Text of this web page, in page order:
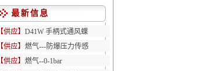
最新信息
【供应】 D41W 手柄式通风蝶
【供应】 燃气---防爆压力传感
【供应】 燃气--0-1bar